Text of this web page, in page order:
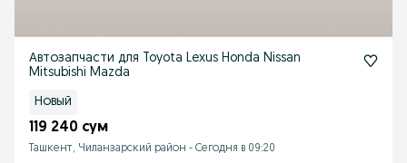
Автозапчасти для Toyota Lexus Honda Nissan
Mitsubishi Mazda
Новый
119 240 сум
Ташкент, Чиланзарский район - Сегодня в 09:20